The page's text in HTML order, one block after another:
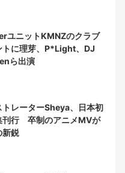
ユニットKMNZのクラブ
トに理芽、P*Light、DJ
ら出演
トレーターSheya、日本初
刊行 卒制のアニメMVが
新鋭